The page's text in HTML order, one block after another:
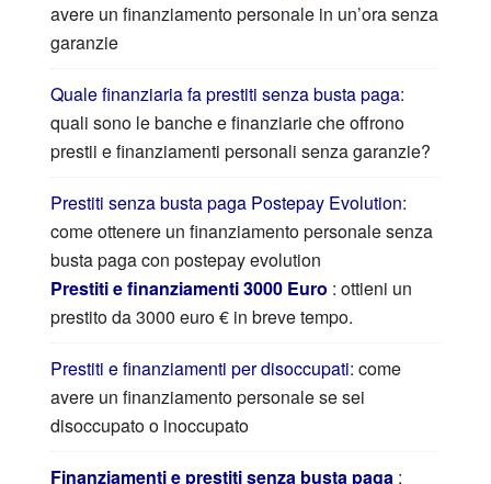
avere un finanziamento personale in un’ora senza
garanzie
Quale finanziaria fa prestiti senza busta paga:
quali sono le banche e finanziarie che offrono
prestii e finanziamenti personali senza garanzie?
Prestiti senza busta paga Postepay Evolution:
come ottenere un finanziamento personale senza
busta paga con postepay evolution
Prestiti e finanziamenti 3000 Euro : ottieni un
prestito da 3000 euro € in breve tempo.
Prestiti e finanziamenti per disoccupati: come
avere un finanziamento personale se sei
disoccupato o inoccupato
Finanziamenti e prestiti senza busta paga: